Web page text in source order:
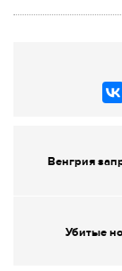
Венгрия
Убитые